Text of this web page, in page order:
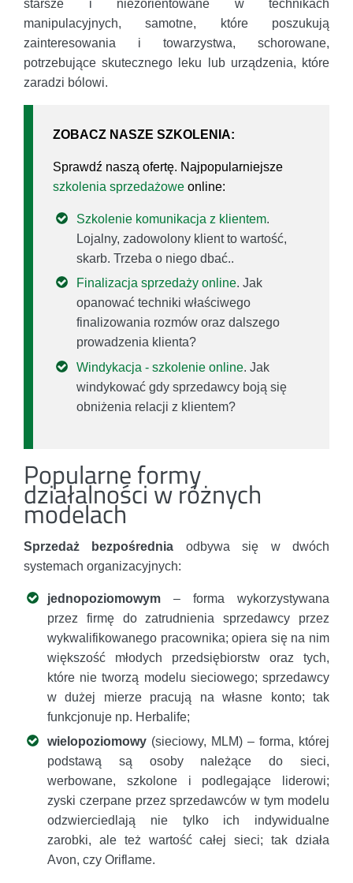
starsze i niezorientowane w technikach
manipulacyjnych, samotne, które poszukują
zainteresowania i towarzystwa, schorowane,
potrzebujące skutecznego leku lub urządzenia, które
zaradzi bólowi.
ZOBACZ NASZE SZKOLENIA:
Sprawdź naszą ofertę. Najpopularniejsze
szkolenia sprzedażowe online:
Szkolenie komunikacja z klientem.
Lojalny, zadowolony klient to wartość,
skarb. Trzeba o niego dbać..
Finalizacja sprzedaży online. Jak
opanować techniki właściwego
finalizowania rozmów oraz dalszego
prowadzenia klienta?
Windykacja - szkolenie online. Jak
windykować gdy sprzedawcy boją się
obniżenia relacji z klientem?
Popularne formy
działalności w różnych
modelach
Sprzedaż bezpośrednia odbywa się w dwóch
systemach organizacyjnych:
jednopoziomowym – forma wykorzystywana
przez firmę do zatrudnienia sprzedawcy przez
wykwalifikowanego pracownika; opiera się na nim
większość młodych przedsiębiorstw oraz tych,
które nie tworzą modelu sieciowego; sprzedawcy
w dużej mierze pracują na własne konto; tak
funkcjonuje np. Herbalife;
wielopoziomowy (sieciowy, MLM) – forma, której
podstawą są osoby należące do sieci,
werbowane, szkolone i podlegające liderowi;
zyski czerpane przez sprzedawców w tym modelu
odzwierciedlają nie tylko ich indywidualne
zarobki, ale też wartość całej sieci; tak działa
Avon, czy Oriflame.